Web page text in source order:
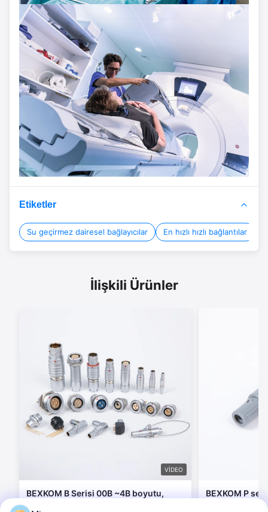
Etiketler
Su geçirmez dairesel bağlayıcılar En hızlı hızlı bağlantılar
İlişkili Ürünler
VIDEO
BEXKOM B Serisi 00B ~4B boyutu,
2~48 pinli, IP50, EMC Korumalı,
BEXKOM P
uyumlu